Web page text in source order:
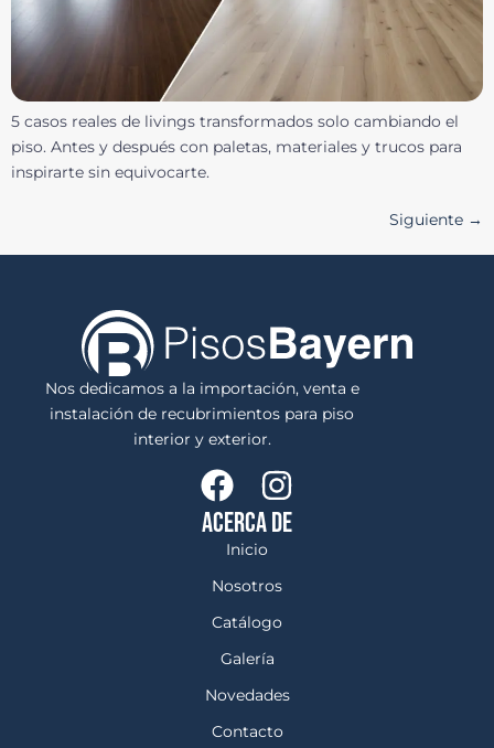
5 casos reales de livings transformados solo cambiando el
piso. Antes y después con paletas, materiales y trucos para
inspirarte sin equivocarte.
Siguiente →
Nos dedicamos a la importación, venta e
instalación de recubrimientos para piso
interior y exterior.
ACERCA DE
Inicio
Nosotros
Catálogo
Galería
Novedades
Contacto